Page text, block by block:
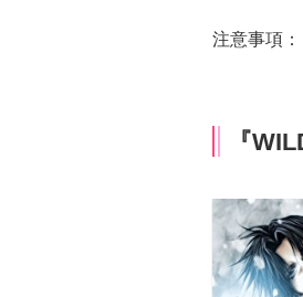
注意事項
『